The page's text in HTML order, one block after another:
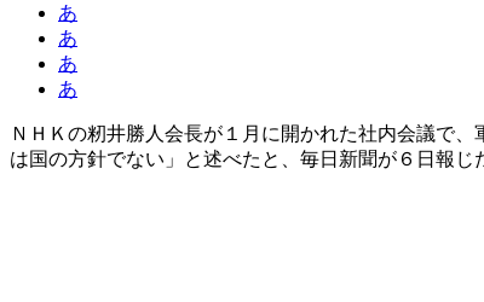
あ
あ
あ
あ
ＮＨＫの籾井勝人会長が１月に開かれた社内会議で
は国の方針でない」と述べたと、毎日新聞が６日報じ